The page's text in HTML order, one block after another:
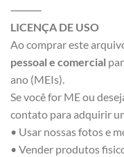
⸻
LICENÇA DE USO
Ao comprar este
pessoal e comercial
ano (MEIs).
Se você for ME ou
contato para adquirir
• Usar nossas fotos e
• Vender produtos